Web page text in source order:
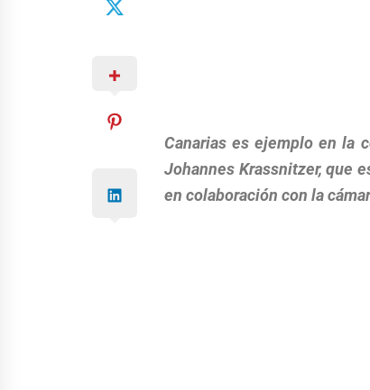
Canarias es ejemplo en la
Johannes Krassnitzer, que
en colaboración con la